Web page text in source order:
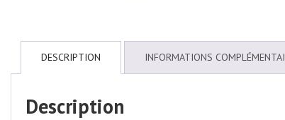
DESCRIPTION INFORMATIONS
Description